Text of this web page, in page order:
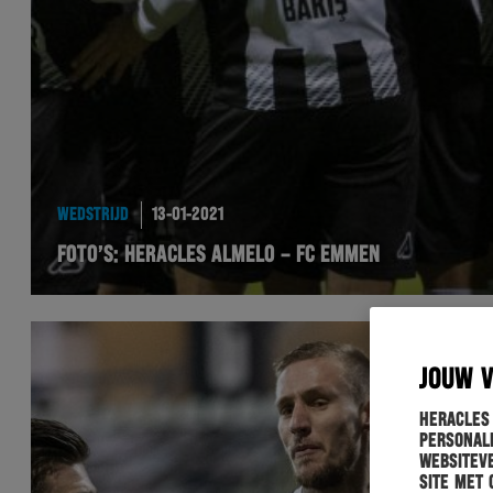
JOUW
site met
WEDSTRIJD 13-01-2021
FOTO’S: HERACLES ALMELO – FC EMMEN